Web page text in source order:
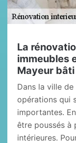
La
immeubles
Mayeur
Dans la ville
opérations qui
importantes.
être poussés à
intérieures.